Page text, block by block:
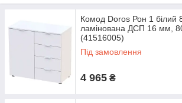
Комод Doros Рон 1 білий
ламінована ДСП 16 мм,
(41516005)
Під замовлення
4 965 ₴